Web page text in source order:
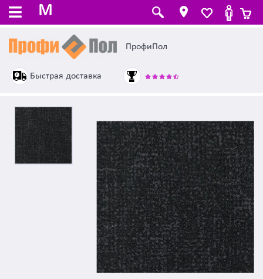
M
ПрофиПол
Быстрая доставка